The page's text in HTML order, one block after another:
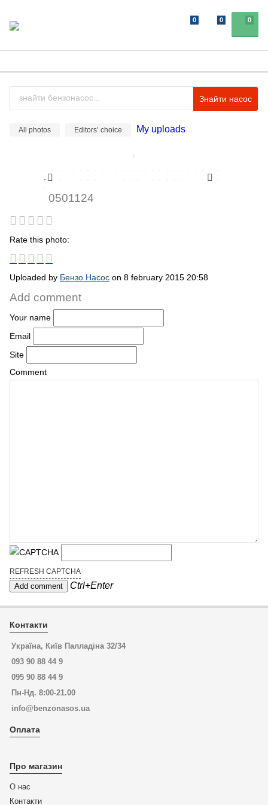
0
0 0
Знайти насос
All photos Editors’ choice My uploads
0501124
Rate this photo:
Uploaded by Бензо Насос on 8 february 2015 20:58
Add comment
Your name
Email
Site
Comment
REFRESH CAPTCHA
Ctrl+Enter
Контакти
Україна, Київ Палладіна 32/34
093 90 88 44 9
095 90 88 44 9
Пн-Нд. 8:00-21.00
info@benzonasos.ua
Оплата
Про магазин
О нас
Контакти